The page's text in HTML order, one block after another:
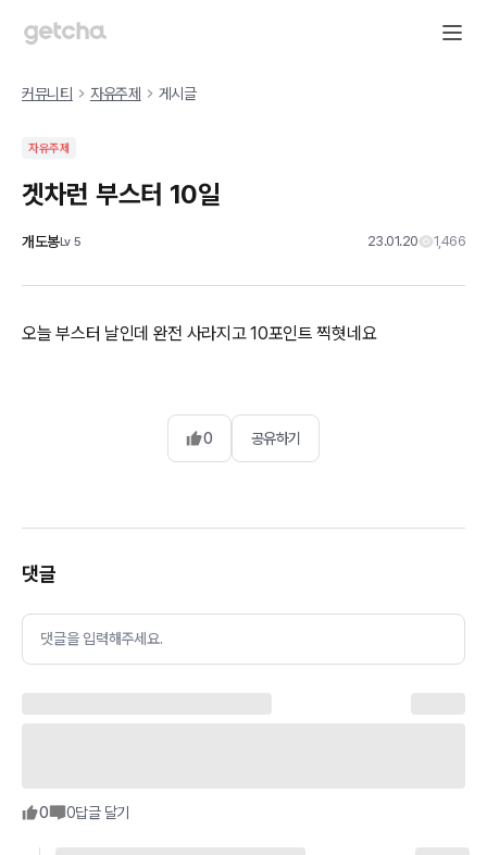
커뮤니티 자유주제 게시글
자유주제
겟차런 부스터 10일
개도봉Lv5 23.01.20 1,466
오늘 부스터 날인데 완전 사라지고 10포인트 찍혓네요
0 공유하기
댓글
댓글을 입력해주세요.
0 0답글 달기